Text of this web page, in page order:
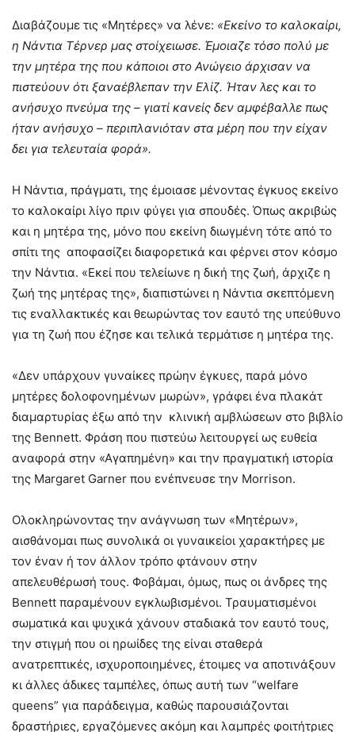
Διαβάζουμε τις «Μητέρες» να λένε: «Εκείνο το καλοκαίρι,
η Νάντια Τέρνερ μας στοίχειωσε. Έμοιαζε τόσο πολύ με
την μητέρα της που κάποιοι στο Ανώγειο άρχισαν να
πιστεύουν ότι ξαναέβλεπαν την Ελίζ. Ήταν λες και το
ανήσυχο πνεύμα της – γιατί κανείς δεν αμφέβαλλε πως
ήταν ανήσυχο – περιπλανιόταν στα μέρη που την είχαν
δει για τελευταία φορά».
Η Νάντια, πράγματι, της έμοιασε μένοντας έγκυος εκείνο
το καλοκαίρι λίγο πριν φύγει για σπουδές. Όπως ακριβώς
και η μητέρα της, μόνο που εκείνη διωγμένη τότε από το
σπίτι της αποφασίζει διαφορετικά και φέρνει στον κόσμο
την Νάντια. «Εκεί που τελείωνε η δική της ζωή, άρχιζε η
ζωή της μητέρας της», διαπιστώνει η Νάντια σκεπτόμενη
τις εναλλακτικές και θεωρώντας τον εαυτό της υπεύθυνο
για τη ζωή που έζησε και τελικά τερμάτισε η μητέρα της.
«Δεν υπάρχουν γυναίκες πρώην έγκυες, παρά μόνο
μητέρες δολοφονημένων μωρών», γράφει ένα πλακάτ
διαμαρτυρίας έξω από την κλινική αμβλώσεων στο βιβλίο
της Bennett. Φράση που πιστεύω λειτουργεί ως ευθεία
αναφορά στην «Αγαπημένη» και την πραγματική ιστορία
της Margaret Garner που ενέπνευσε την Morrison.
Ολοκληρώνοντας την ανάγνωση των «Μητέρων»,
αισθάνομαι πως συνολικά οι γυναικείοι χαρακτήρες με
τον έναν ή τον άλλον τρόπο φτάνουν στην
απελευθέρωσή τους. Φοβάμαι, όμως, πως οι άνδρες της
Bennett παραμένουν εγκλωβισμένοι. Τραυματισμένοι
σωματικά και ψυχικά χάνουν σταδιακά τον εαυτό τους,
την στιγμή που οι ηρωίδες της είναι σταθερά
ανατρεπτικές, ισχυροποιημένες, έτοιμες να αποτινάξουν
κι άλλες άδικες ταμπέλες, όπως αυτή των “welfare
queens” για παράδειγμα, καθώς παρουσιάζονται
δραστήριες, εργαζόμενες ακόμη και λαμπρές φοιτήτριες